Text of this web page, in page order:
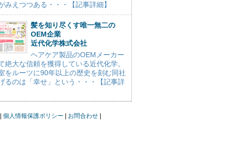
みえつつある・・・【記事詳細】
髪を知り尽くす唯一無二の
OEM企業
近代化学株式会社
ヘアケア製品のOEMメーカー
絶大な信頼を獲得している近代化学。
をルーツに90年以上の歴史を刻む同社
るのは「幸せ」という・・・【記事詳
個人情報保護ポリシー
お問合わせ